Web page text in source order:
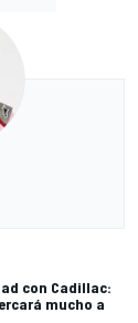
con Cadillac:
mucho a